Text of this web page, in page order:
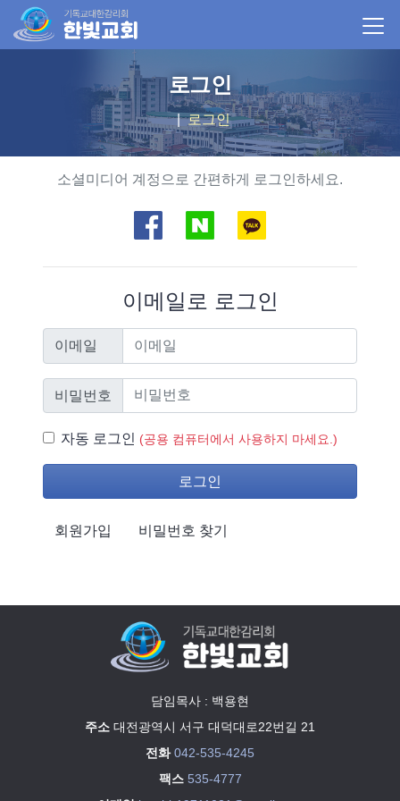
로그인
로그인
소셜로그인
소셜미디어 계정으로 간편하게 로그인하세요.
이메일로 로그인
이메일
이메일
비밀번호
비밀번호
자동 로그인
자동 로그인 (공용 컴퓨터에서 사용하지 마세요.)
로그인
회원가입 비밀번호 찾기
담임목사 : 백용현
주소 대전광역시 서구 대덕대로22번길 21
전화 042-535-4245
팩스 535-4777